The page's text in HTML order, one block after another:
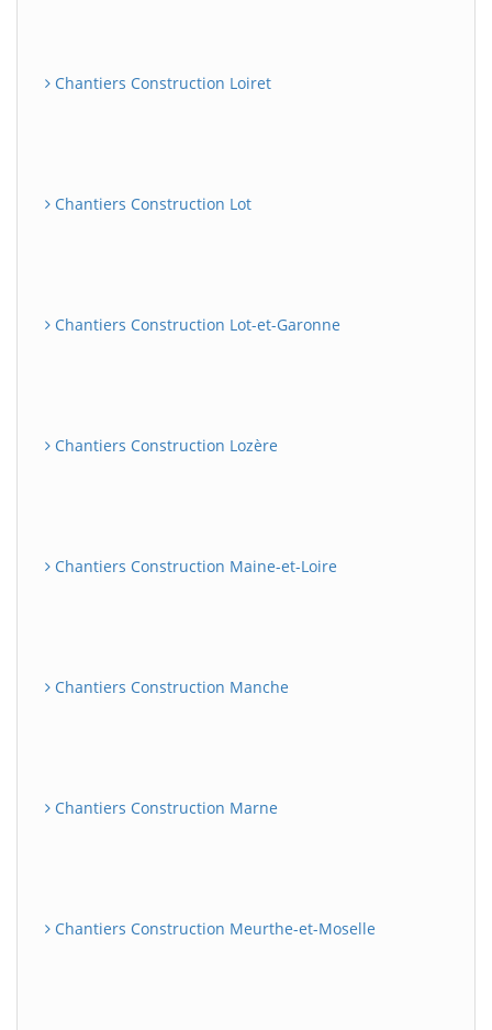
Chantiers Construction Loiret
Chantiers Construction Lot
Chantiers Construction Lot-et-Garonne
Chantiers Construction Lozère
Chantiers Construction Maine-et-Loire
Chantiers Construction Manche
Chantiers Construction Marne
Chantiers Construction Meurthe-et-Moselle